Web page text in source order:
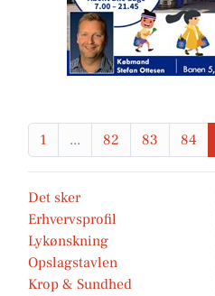
1 ... 82 83 84
Det sker
Erhvervsprofil
Lykønskning
Opslagstavlen
Krop & Sundhed